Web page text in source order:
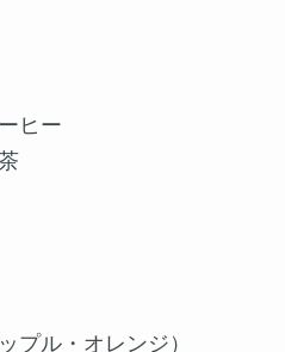
ヒー
プル・オレンジ）